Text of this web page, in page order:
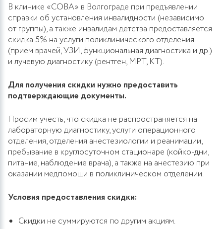
В клинике «СОВА» в Волгограде при предъявлении
справки об установления инвалидности (независимо
от группы), а также инвалидам детства предоставляется
скидка 5% на услуги поликлинического отделения
(прием врачей, УЗИ, функциональная диагностика и др.)
и лучевую диагностику (рентген, МРТ, КТ).
Для получения скидки нужно предоставить
подтверждающие документы.
Просим учесть, что скидка не распространяется на
лабораторную диагностику, услуги операционного
отделения, отделения анестезиологии и реанимации,
пребывание в круглосуточном стационаре (койко-дни,
питание, наблюдение врача), а также на анестезию при
оказании медпомощи в поликлиническом отделении.
Условия предоставления скидки:
Скидки не суммируются по другим акциям.